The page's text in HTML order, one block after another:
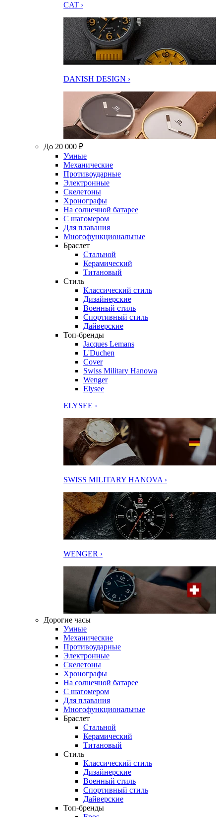
CAT ›
DANISH DESIGN ›
До 20 000 ₽
Умные
Механические
Противоударные
Электронные
Скелетоны
Хронографы
На солнечной батарее
С шагомером
Для плавания
Многофункциональные
Браслет
Стальной
Керамический
Титановый
Стиль
Классический стиль
Дизайнерские
Военный стиль
Спортивный стиль
Дайверские
Топ-бренды
Jacques Lemans
L'Duchen
Cover
Swiss Military Hanowa
Wenger
Elysee
ELYSEE ›
SWISS MILITARY HANOVA ›
WENGER ›
Дорогие часы
Умные
Механические
Противоударные
Электронные
Скелетоны
Хронографы
На солнечной батарее
С шагомером
Для плавания
Многофункциональные
Браслет
Стальной
Керамический
Титановый
Стиль
Классический стиль
Дизайнерские
Военный стиль
Спортивный стиль
Дайверские
Топ-бренды